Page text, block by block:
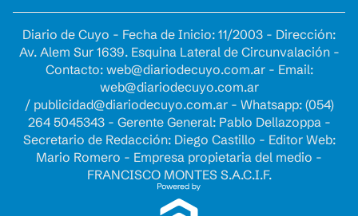
Diario de Cuyo - Fecha de Inicio: 11/2003 - Dirección:
Av. Alem Sur 1639. Esquina Lateral de Circunvalación -
Contacto: web@diariodecuyo.com.ar- Email:
web@diariodecuyo.com.ar
/ publicidad@diariodecuyo.com.ar- Whatsapp: (054)
264 5045343 - Gerente General: Pablo Dellazoppa -
Secretario de Redacción: Diego Castillo - Editor Web:
Mario Romero - Empresa propietaria del medio -
FRANCISCO MONTES S.A.C.I.F.